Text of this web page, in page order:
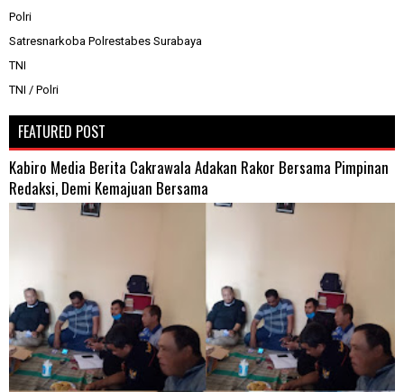
Polri
Satresnarkoba Polrestabes Surabaya
TNI
TNI / Polri
FEATURED POST
Kabiro Media Berita Cakrawala Adakan Rakor Bersama Pimpinan
Redaksi, Demi Kemajuan Bersama